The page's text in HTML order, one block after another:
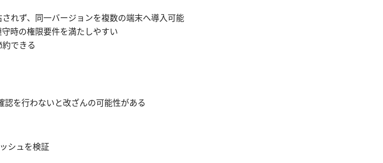
れず、同一バージョンを複数の端末へ導入可能
時の権限要件を満たしやすい
できる
を行わないと改ざんの可能性がある
シュを検証